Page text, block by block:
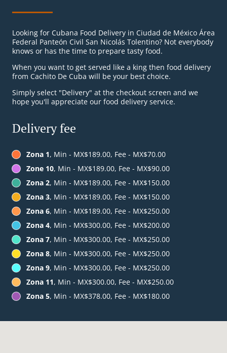
Looking for Cubana Food Delivery in Ciudad de México Área
Federal Panteón Civil San Nicolás Tolentino? Not everybody
knows or has the time to prepare tasty food.
When you want to get served like a king then food delivery
from Cachito De Cuba will be your best choice.
Simply select "Delivery" at the checkout screen and we
hope you'll appreciate our food delivery service.
Delivery fee
Zona 1, Min - MX$189.00, Fee - MX$70.00
Zone 10, Min - MX$189.00, Fee - MX$90.00
Zona 2, Min - MX$189.00, Fee - MX$150.00
Zona 3, Min - MX$189.00, Fee - MX$150.00
Zona 6, Min - MX$189.00, Fee - MX$250.00
Zona 4, Min - MX$300.00, Fee - MX$200.00
Zona 7, Min - MX$300.00, Fee - MX$250.00
Zona 8, Min - MX$300.00, Fee - MX$250.00
Zona 9, Min - MX$300.00, Fee - MX$250.00
Zona 11, Min - MX$300.00, Fee - MX$250.00
Zona 5, Min - MX$378.00, Fee - MX$180.00